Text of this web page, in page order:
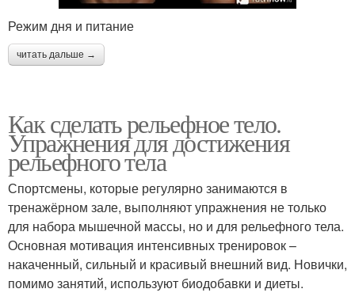
Режим дня и питание
читать дальше →
Как сделать рельефное тело.
Упражнения для достижения
рельефного тела
Спортсмены, которые регулярно занимаются в
тренажёрном зале, выполняют упражнения не только
для набора мышечной массы, но и для рельефного тела.
Основная мотивация интенсивных тренировок –
накаченный, сильный и красивый внешний вид. Новички,
помимо занятий, используют биодобавки и диеты.